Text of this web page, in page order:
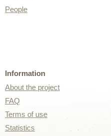
People
Information
About the project
FAQ
Terms of use
Statistics